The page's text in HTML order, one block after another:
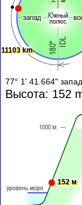
11103 km
77° 1' 41.664" запад
Высота: 152
152 м